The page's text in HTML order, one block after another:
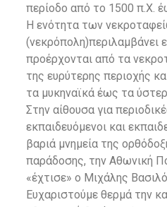
περίοδο από το 1500 π.Χ.
Η ενότητα των
(νεκρόπολη)περιλαμβάνει
προέρχονται από τα
της ευρύτερης περιοχής
τα μυκηναϊκά έως τα
Στην αίθουσα για
εκπαιδευόμενοι και
βαριά μνημεία της
παράδοσης, την Αθωνική
«έχτισε» ο Μιχάλης
Ευχαριστούμε θερμά την